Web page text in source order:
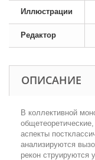
Иллюстрации
Редактор
ОПИСАНИЕ
В коллективной
аспекты
анализируются
рекон струируются